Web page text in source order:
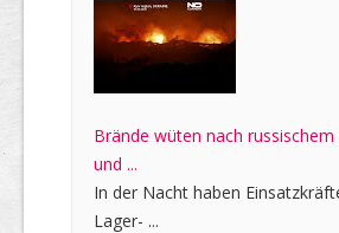
Brände wüten nach russischem
und ...
In der Nacht haben
Lager- ...